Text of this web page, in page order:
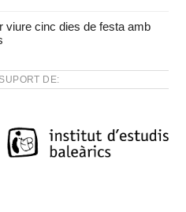
viure cinc dies de festa amb
DE: